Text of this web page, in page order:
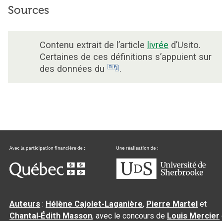
Sources
Contenu extrait de l’article livrée d’Usito.
Certaines de ces définitions s’appuient sur
des données du
.
Auteurs : Hélène Cajolet-Laganière, Pierre Martel et
Chantal‑Édith Masson, avec le concours de Louis Mercier